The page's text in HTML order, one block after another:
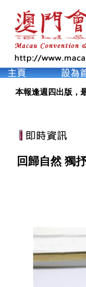
本報逢週四出版，
回歸自然 獨